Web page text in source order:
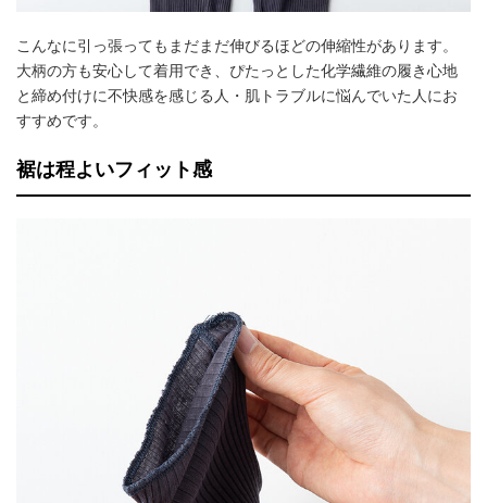
こんなに引っ張ってもまだまだ伸びるほどの伸縮性があります。
大柄の方も安心して着用でき、ぴたっとした化学繊維の履き心地
と締め付けに不快感を感じる人・肌トラブルに悩んでいた人にお
すすめです。
裾は程よいフィット感